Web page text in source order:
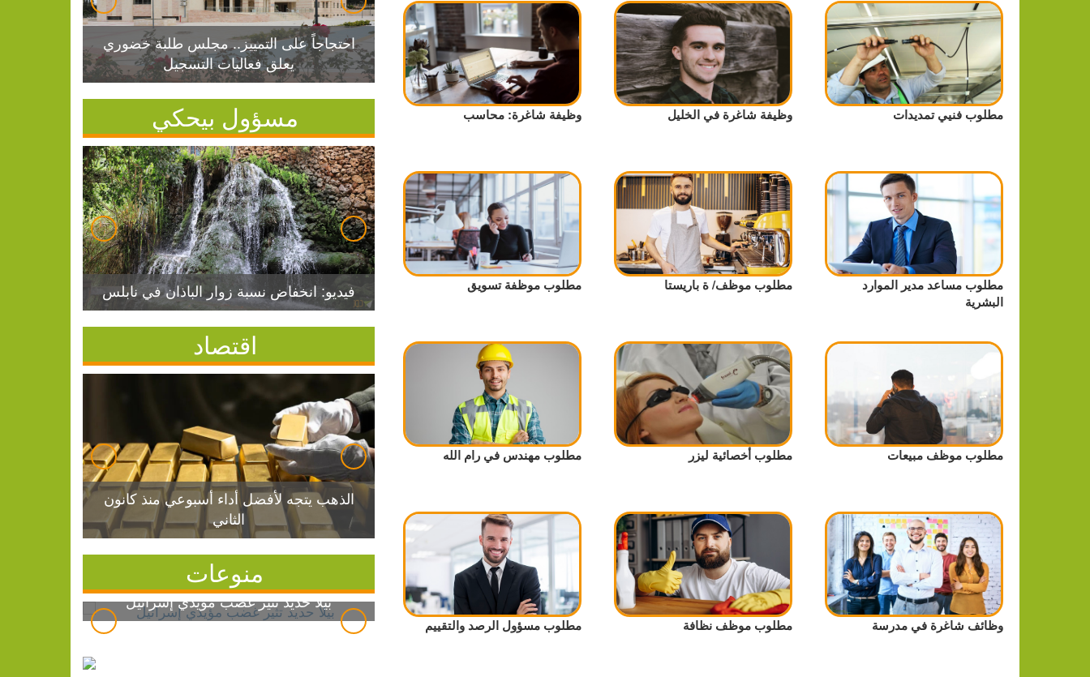
مطلوب فنيي تمديدات وظيفة شاغرة في الخليل وظيفة شاغرة: محاسب
مطلوب مساعد مدير الموارد
البشرية
مطلوب موظف/ ة باريستا مطلوب موظفة تسويق
مطلوب موظف مبيعات مطلوب أخصائية ليزر مطلوب مهندس في رام الله
وظائف شاغرة في مدرسة مطلوب موظف نظافة مطلوب مسؤول الرصد والتقييم
احتجاجاً على التمييز.. مجلس طلبة خضوري
يعلق فعاليات التسجيل
مسؤول بيحكي
فيديو: انخفاض نسبة زوار الباذان في نابلس
اقتصاد
الذهب يتجه لأفضل أداء أسبوعي منذ كانون
الثاني
منوعات
بيلا حديد تثير غضب مؤيدي إسرائيل